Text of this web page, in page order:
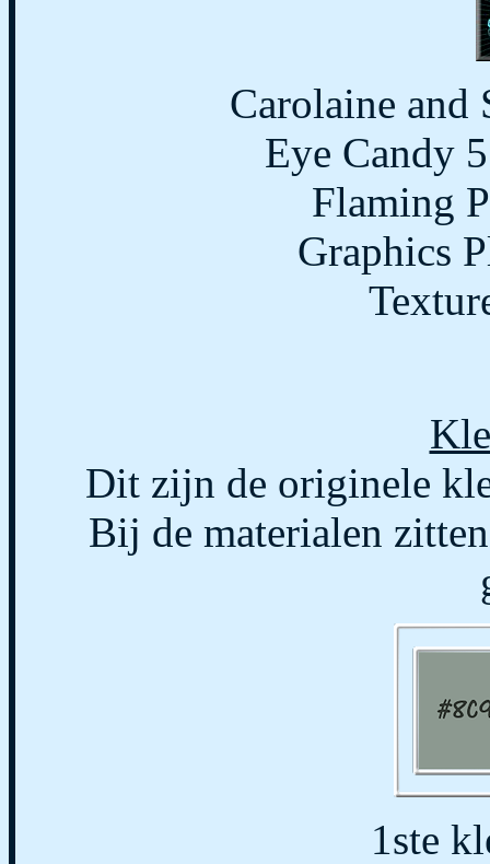
Carolaine
Eye Candy
Flaming
Graphics
Dit zijn de originele
Bij de materialen
1ste